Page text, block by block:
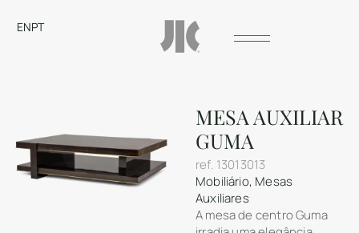
ENPT
MESA AUXILIAR
GUMA
ref. 13013013
Mobiliário, Mesas
Auxiliares
A mesa de centro Guma